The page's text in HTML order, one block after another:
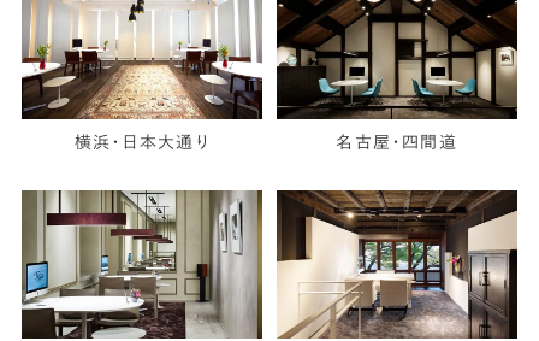
横浜・日本大通り 名古屋・四間道